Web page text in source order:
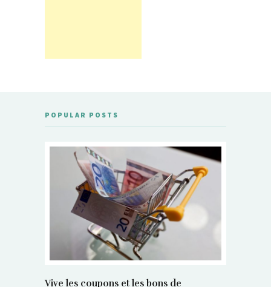
POPULAR POSTS
Vive les coupons et les bons de